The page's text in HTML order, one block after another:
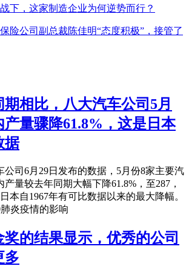
下，这家制造企业为何逆势而行？
险公司副总裁陈佳明“态度积极”，接管了
相比，八大汽车公司5月
产量骤降61.8%，这是日本
据
公司6月29日发布的数据，5月份8家主要汽
量较去年同期大幅下降61.8%，至287，
本自1967年有可比数据以来的最大降幅。
炎疫情的影响
奖的结果显示，优秀的公司
多